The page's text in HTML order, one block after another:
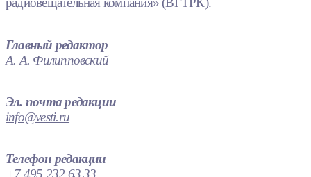
Главный редактор
А. А. Филипповский
Эл. почта редакции
info@vesti.ru
Телефон редакции
+7 495 232 63 33